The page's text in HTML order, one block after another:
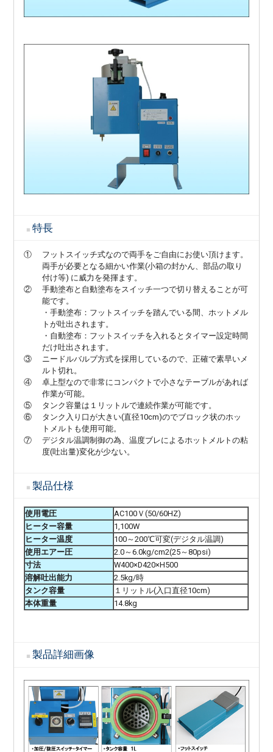
特長
①
フットスイッチ式なので両手をご自由にお使い頂けます。
両手が必要となる細かい作業(小箱の封かん、部品の取り
付け等) に威力を発揮ます。
②
手動塗布と自動塗布をスイッチ一つで切り替えることが可
能です。
・手動塗布：フットスイッチを踏んでいる間、ホットメル
トが吐出されます。
・自動塗布：フットスイッチを入れるとタイマー設定時間
だけ吐出されます。
③
ニードルバルブ方式を採用しているので、正確で素早いメ
ルト切れ。
④
卓上型なので非常にコンパクトで小さなテーブルがあれば
作業が可能。
⑤
タンク容量は１リットルで連続作業が可能です。
⑥
タンク入り口が大きい(直径10cm)のでブロック状のホッ
トメルトも使用可能。
⑦
デジタル温調制御の為、温度ブレによるホットメルトの粘
度(吐出量)変化が少ない。
製品仕様
使用電圧
AC100Ｖ(50/60HZ)
ヒーター容量
1,100W
ヒーター温度
100～200℃可変(デジタル温調)
使用エアー圧
2.0～6.0kg/cm2(25～80psi)
寸法
W400×D420×H500
溶解吐出能力
2.5kg/時
タンク容量
１リットル(入口直径10cm)
本体重量
14.8kg
製品詳細画像